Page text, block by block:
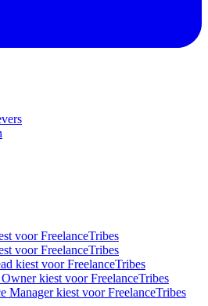
voor FreelanceTribes
voor FreelanceTribes
kiest voor FreelanceTribes
kiest voor FreelanceTribes
Manager kiest voor FreelanceTribes